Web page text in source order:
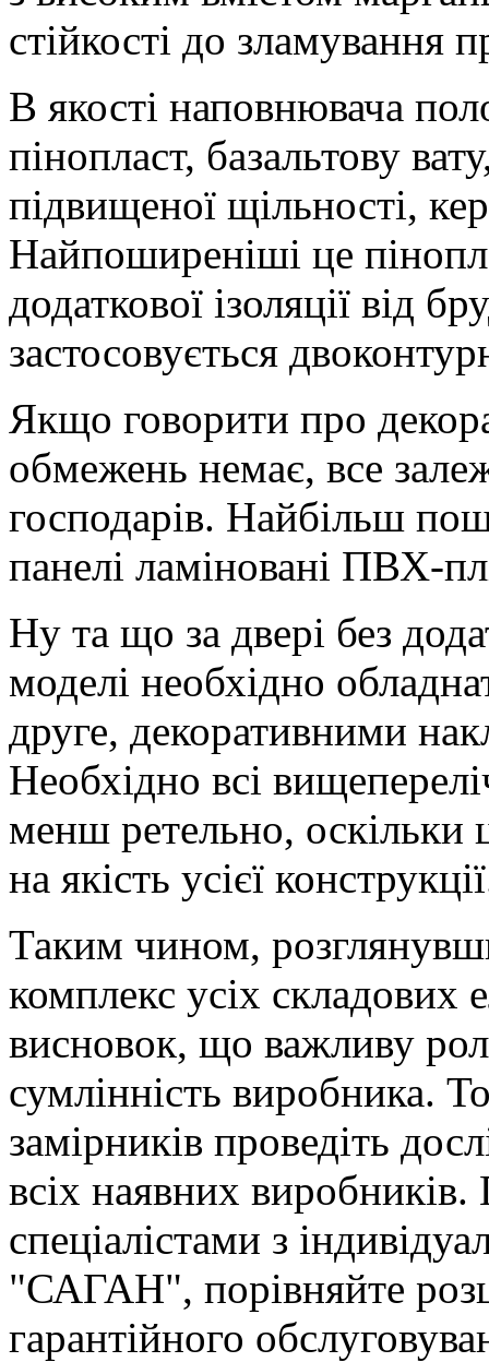
стійкості до зламування
В якості наповнювача
пінопласт, базальтову
підвищеної щільності,
Найпоширеніші це
додаткової ізоляції від
застосовується
Якщо говорити про
обмежень немає, все
господарів. Найбільш
панелі ламіновані ПВХ-
Ну та що за двері без
моделі необхідно
друге, декоративними
Необхідно всі
менш ретельно, оскільки
на якість усієї
Таким чином,
комплекс усіх складових
висновок, що важливу
сумлінність виробника.
замірників проведіть
всіх наявних виробників.
спеціалістами з
"САГАН", порівняйте
гарантійного